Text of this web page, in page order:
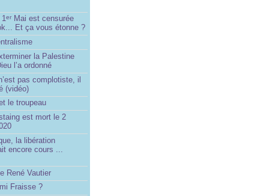
1er Mai est censurée
Et ça vous étonne ?
la Palestine
l’a ordonné
pas complotiste, il
(vidéo)
le troupeau
est mort le 2
la libération
encore cours ...
René Vautier
Fraisse ?